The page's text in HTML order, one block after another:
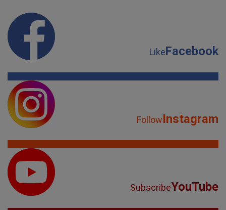
LikeFacebook
FollowInstagram
SubscribeYouTube